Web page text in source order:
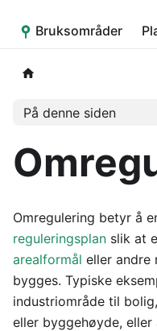
Placepoint
Bruksområder
På denne siden
Omregulering betyr å
reguleringsplan slik at
arealformål eller andre
bygges. Typiske
industriområde til
eller byggehøyde, eller